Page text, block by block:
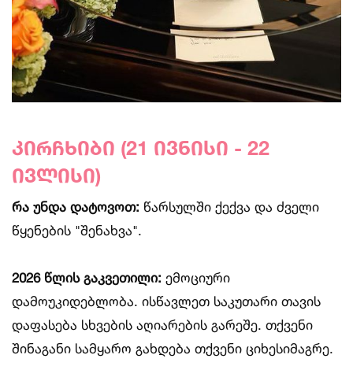
კირჩხიბი (21 ივნისი - 22
ივლისი)
რა უნდა დატოვოთ: წარსულში ქექვა და ძველი
წყენების "შენახვა".
2026 წლის გაკვეთილი: ემოციური
დამოუკიდებლობა. ისწავლეთ საკუთარი თავის
დაფასება სხვების აღიარების გარეშე. თქვენი
შინაგანი სამყარო გახდება თქვენი ციხესიმაგრე.